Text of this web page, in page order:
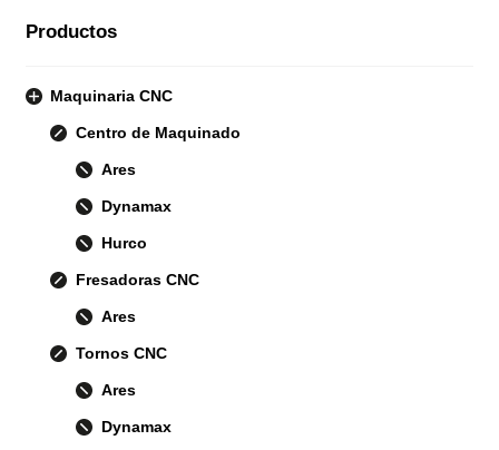
Productos
Maquinaria CNC
Centro de Maquinado
Ares
Dynamax
Hurco
Fresadoras CNC
Ares
Tornos CNC
Ares
Dynamax